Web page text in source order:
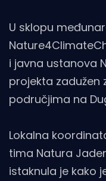
U sklopu
i javna ustanova
projekta zadužen
područjima na
Lokalna
tima Natura
istaknula je kako